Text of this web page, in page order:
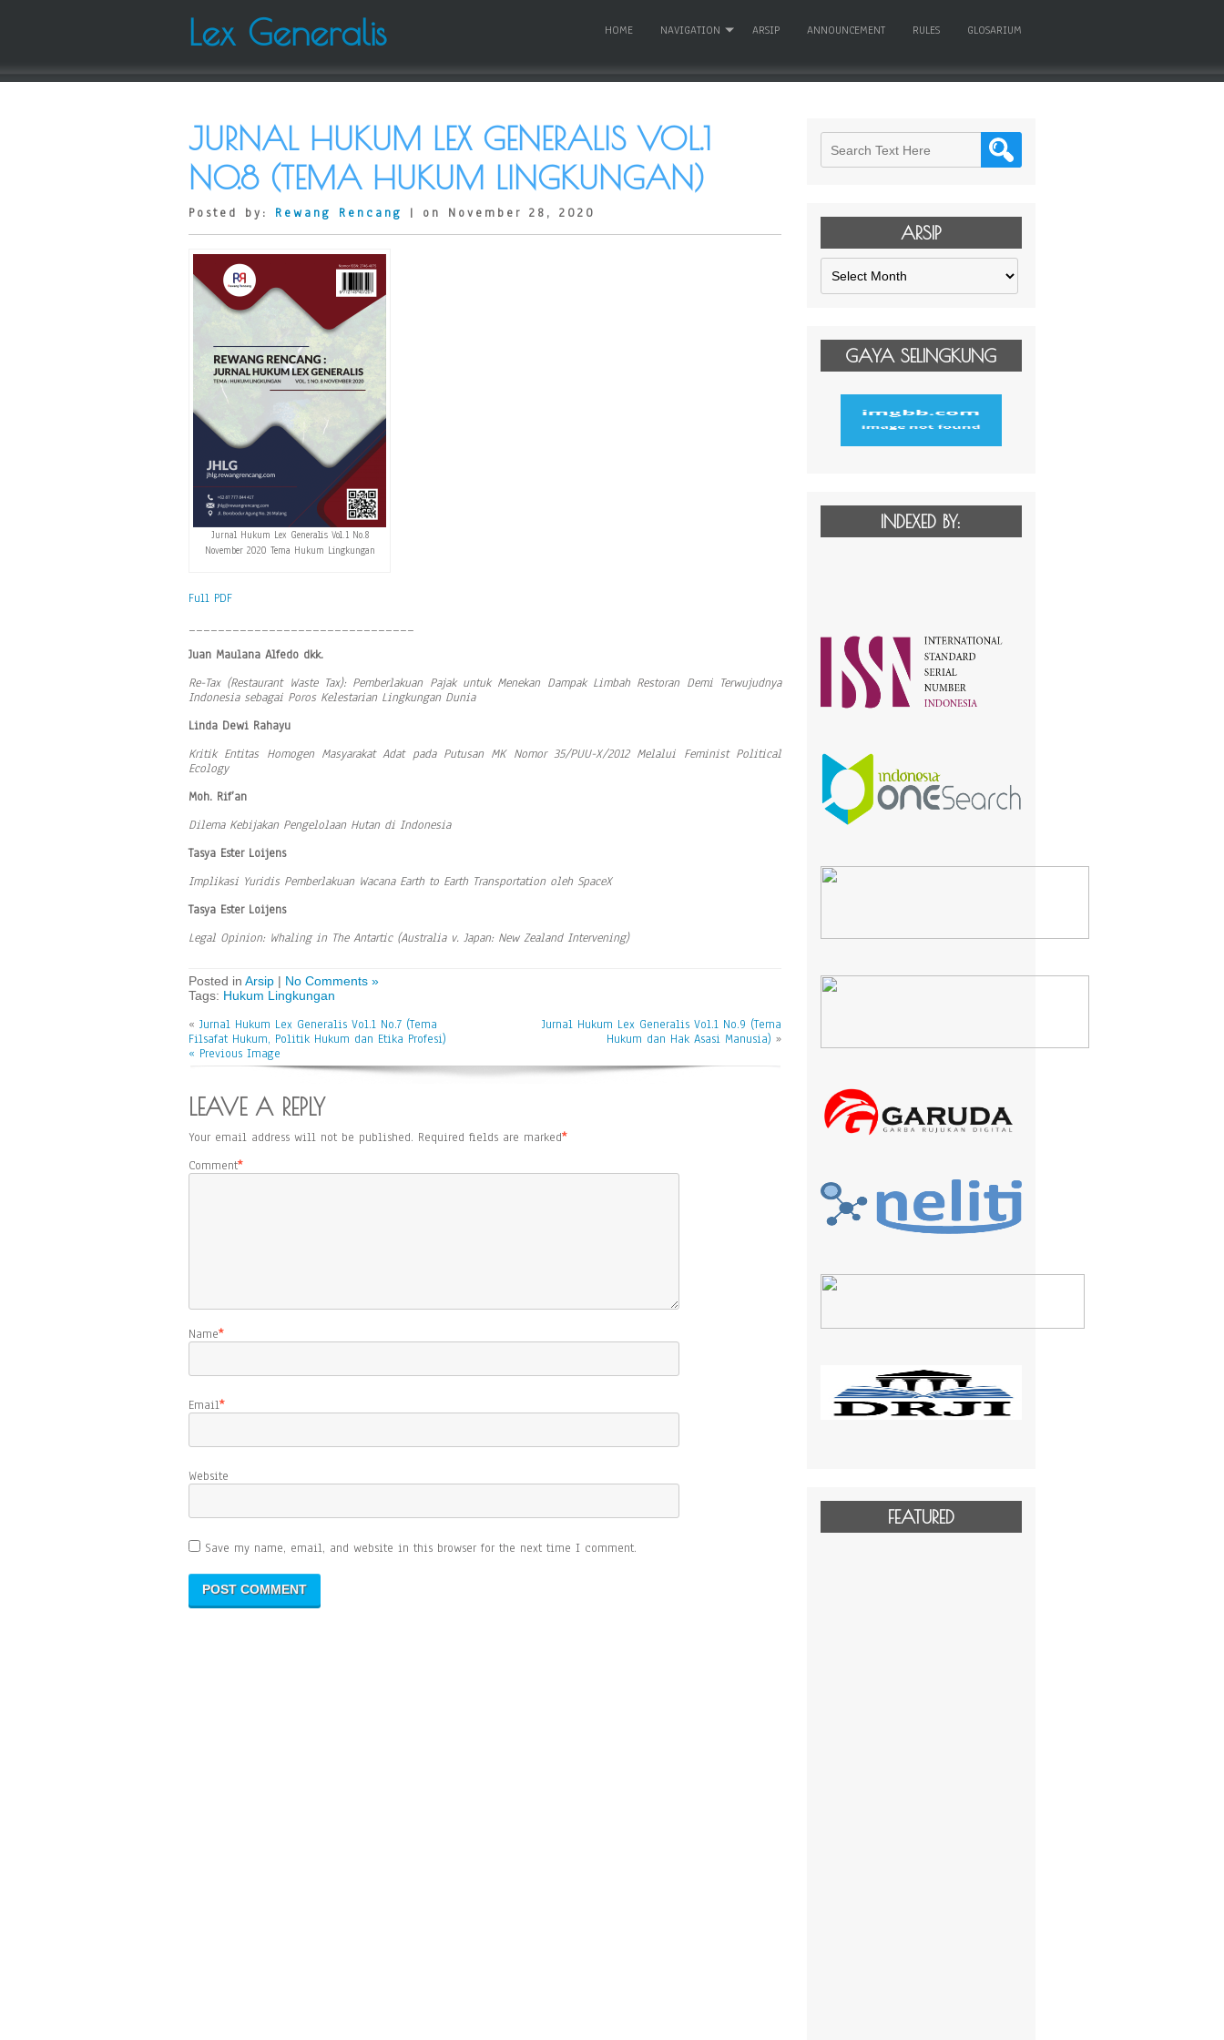
Lex Generalis HOME NAVIGATION ARSIP ANNOUNCEMENT RULES GLOSARIUM
JURNAL HUKUM LEX GENERALIS VOL.1
NO.8 (TEMA HUKUM LINGKUNGAN)
Posted by: Rewang Rencang | on November 28, 2020
Jurnal Hukum Lex Generalis Vol.1 No.8
November 2020 Tema Hukum Lingkungan
Full PDF
_______________________________
Juan Maulana Alfedo dkk.
Re-Tax (Restaurant Waste Tax): Pemberlakuan Pajak untuk Menekan Dampak Limbah Restoran Demi Terwujudnya
Indonesia sebagai Poros Kelestarian Lingkungan Dunia
Linda Dewi Rahayu
Kritik Entitas Homogen Masyarakat Adat pada Putusan MK Nomor 35/PUU-X/2012 Melalui Feminist Political
Ecology
Moh. Rif’an
Dilema Kebijakan Pengelolaan Hutan di Indonesia
Tasya Ester Loijens
Implikasi Yuridis Pemberlakuan Wacana Earth to Earth Transportation oleh SpaceX
Tasya Ester Loijens
Legal Opinion: Whaling in The Antartic (Australia v. Japan: New Zealand Intervening)
Posted in Arsip | No Comments »
Tags: Hukum Lingkungan
« Jurnal Hukum Lex Generalis Vol.1 No.7 (Tema
Filsafat Hukum, Politik Hukum dan Etika Profesi)
Jurnal Hukum Lex Generalis Vol.1 No.9 (Tema
Hukum dan Hak Asasi Manusia) »
« Previous Image
LEAVE A REPLY
Your email address will not be published. Required fields are marked*
Comment*
Name*
Email*
Website
Save my name, email, and website in this browser for the next time I comment.
ARSIP
Arsip
GAYA SELINGKUNG
INDEXED BY:
FEATURED